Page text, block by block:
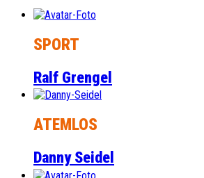
SPORT
Ralf Grengel
ATEMLOS
Danny Seidel